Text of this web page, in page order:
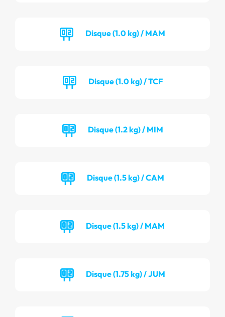
Disque (1.0 kg) / MAM
Disque (1.0 kg) / TCF
Disque (1.2 kg) / MIM
Disque (1.5 kg) / CAM
Disque (1.5 kg) / MAM
Disque (1.75 kg) / JUM